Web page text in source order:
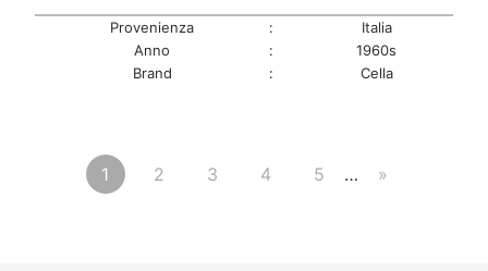
Provenienza :
Italia
Anno
:
1960s
Brand
: Cella
1 2 3 4 5 … »